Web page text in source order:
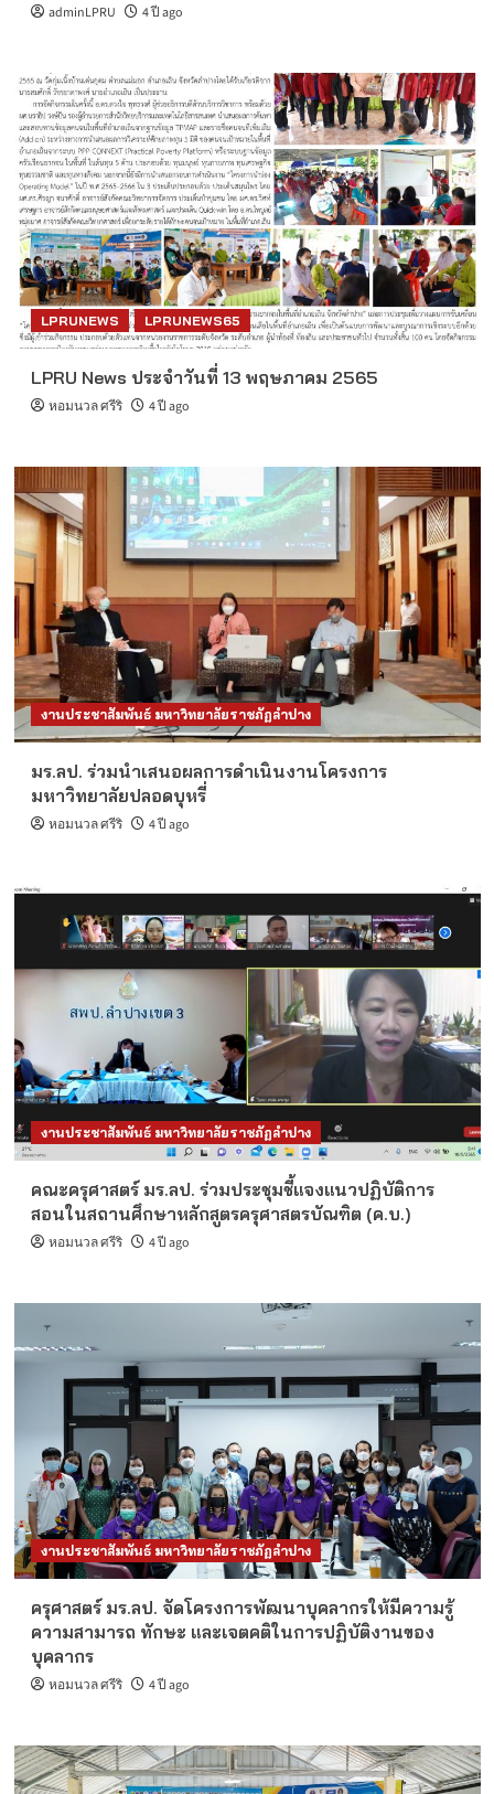
adminLPRU 4 ปี ago
LPRUNEWS LPRUNEWS65
LPRU News ประจำวันที่ 13 พฤษภาคม 2565
หอมนวล ศรีริ 4 ปี ago
งานประชาสัมพันธ์ มหาวิทยาลัยราชภัฏลำปาง
มร.ลป. ร่วมนำเสนอผลการดำเนินงานโครงการ
มหาวิทยาลัยปลอดบุหรี่
หอมนวล ศรีริ 4 ปี ago
งานประชาสัมพันธ์ มหาวิทยาลัยราชภัฏลำปาง
คณะครุศาสตร์ มร.ลป. ร่วมประชุมชี้แจงแนวปฏิบัติการ
สอนในสถานศึกษาหลักสูตรครุศาสตรบัณฑิต (ค.บ.)
หอมนวล ศรีริ 4 ปี ago
งานประชาสัมพันธ์ มหาวิทยาลัยราชภัฏลำปาง
ครุศาสตร์ มร.ลป. จัดโครงการพัฒนาบุคลากรให้มีความรู้
ความสามารถ ทักษะ และเจตคติในการปฏิบัติงานของ
บุคลากร
หอมนวล ศรีริ 4 ปี ago